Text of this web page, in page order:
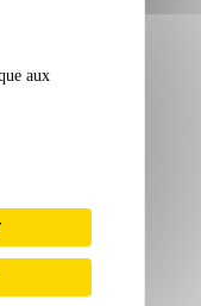
aux
Baie-Mahault